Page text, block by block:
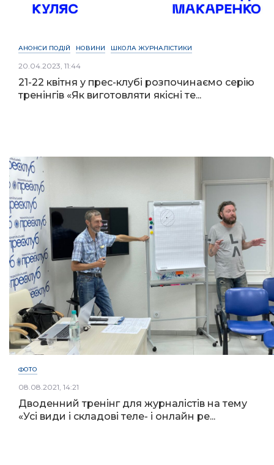
АНОНСИ ПОДІЙ НОВИНИ ШКОЛА ЖУРНАЛІСТИКИ
20.04.2023, 11:44
21-22 квітня у прес-клубі розпочинаємо серію
тренінгів «Як виготовляти якісні те...
ФОТО
08.08.2021, 14:21
Дводенний тренінг для журналістів на тему
«Усі види і складові теле- і онлайн ре...